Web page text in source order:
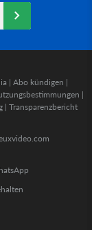
| Abo kündigen |
|
| Transparenzbericht